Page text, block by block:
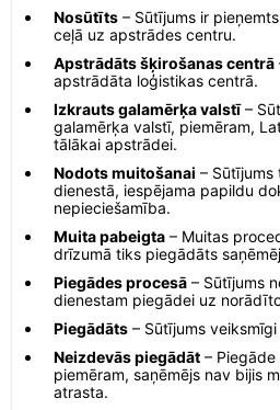
Nosūtīts – Sūtījums ir
ceļā uz apstrādes centru.
Apstrādāts šķirošanas centrā
apstrādāta loģistikas centrā.
Izkrauts galamērķa valstī–
galamērķa valstī, piemēram,
tālākai apstrādei.
Nodots muitošanai –
dienestā, iespējama papildu
nepieciešamība.
Muita pabeigta – Muitas
drīzumā tiks piegādāts
Piegādes procesā – Sūtījums
dienestam piegādei uz
Piegādāts – Sūtījums
Neizdevās piegādāt –
piemēram, saņēmējs nav bijis
atrasta.